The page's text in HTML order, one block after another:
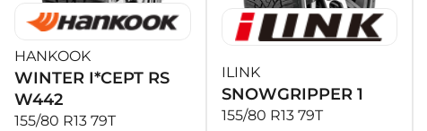
HANKOOK
WINTER I*CEPT RS
W442
155/80 R13 79T
ILINK
SNOWGRIPPER 1
155/80 R13 79T